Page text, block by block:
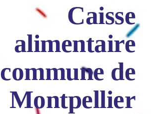
Caisse
alimentaire
commune de
Montpellier